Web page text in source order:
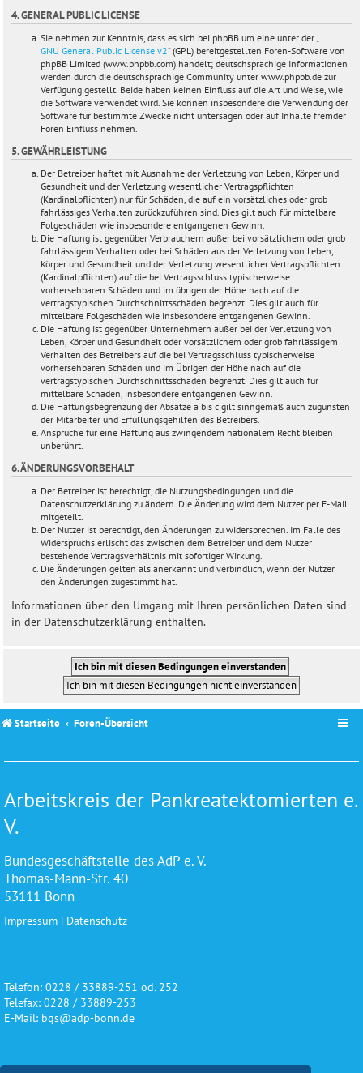
4. GENERAL PUBLIC LICENSE
Sie nehmen zur Kenntnis, dass es sich bei phpBB um eine unter der „
GNU General Public License v2“ (GPL) bereitgestellten Foren-Software von
phpBB Limited (www.phpbb.com) handelt; deutschsprachige Informationen
werden durch die deutschsprachige Community unter www.phpbb.de zur
Verfügung gestellt. Beide haben keinen Einfluss auf die Art und Weise, wie
die Software verwendet wird. Sie können insbesondere die Verwendung der
Software für bestimmte Zwecke nicht untersagen oder auf Inhalte fremder
Foren Einfluss nehmen.
5. GEWÄHRLEISTUNG
Der Betreiber haftet mit Ausnahme der Verletzung von Leben, Körper und
Gesundheit und der Verletzung wesentlicher Vertragspflichten
(Kardinalpflichten) nur für Schäden, die auf ein vorsätzliches oder grob
fahrlässiges Verhalten zurückzuführen sind. Dies gilt auch für mittelbare
Folgeschäden wie insbesondere entgangenen Gewinn.
Die Haftung ist gegenüber Verbrauchern außer bei vorsätzlichem oder grob
fahrlässigem Verhalten oder bei Schäden aus der Verletzung von Leben,
Körper und Gesundheit und der Verletzung wesentlicher Vertragspflichten
(Kardinalpflichten) auf die bei Vertragsschluss typischerweise
vorhersehbaren Schäden und im übrigen der Höhe nach auf die
vertragstypischen Durchschnittsschäden begrenzt. Dies gilt auch für
mittelbare Folgeschäden wie insbesondere entgangenen Gewinn.
Die Haftung ist gegenüber Unternehmern außer bei der Verletzung von
Leben, Körper und Gesundheit oder vorsätzlichem oder grob fahrlässigem
Verhalten des Betreibers auf die bei Vertragsschluss typischerweise
vorhersehbaren Schäden und im Übrigen der Höhe nach auf die
vertragstypischen Durchschnittsschäden begrenzt. Dies gilt auch für
mittelbare Schäden, insbesondere entgangenen Gewinn.
Die Haftungsbegrenzung der Absätze a bis c gilt sinngemäß auch zugunsten
der Mitarbeiter und Erfüllungsgehilfen des Betreibers.
Ansprüche für eine Haftung aus zwingendem nationalem Recht bleiben
unberührt.
6. ÄNDERUNGSVORBEHALT
Der Betreiber ist berechtigt, die Nutzungsbedingungen und die
Datenschutzerklärung zu ändern. Die Änderung wird dem Nutzer per E-Mail
mitgeteilt.
Der Nutzer ist berechtigt, den Änderungen zu widersprechen. Im Falle des
Widerspruchs erlischt das zwischen dem Betreiber und dem Nutzer
bestehende Vertragsverhältnis mit sofortiger Wirkung.
Die Änderungen gelten als anerkannt und verbindlich, wenn der Nutzer
den Änderungen zugestimmt hat.
Informationen über den Umgang mit Ihren persönlichen Daten sind
in der Datenschutzerklärung enthalten.
Startseite Foren-Übersicht
Arbeitskreis der Pankreatektomierten e.
V.
Bundesgeschäftstelle des AdP e. V.
Thomas-Mann-Str. 40
53111 Bonn
Impressum | Datenschutz
Telefon: 0228 / 33889-251 od. 252
Telefax: 0228 / 33889-253
E-Mail: bgs@adp-bonn.de